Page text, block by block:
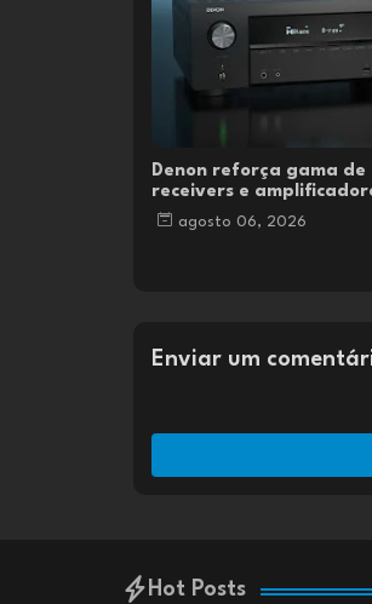
Denon reforça gama de
receivers e
agosto 06, 2026
Enviar um
Hot Posts